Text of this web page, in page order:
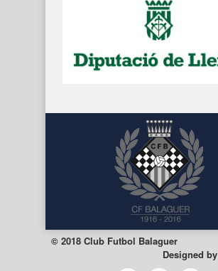
© 2018 Club Futbol Balaguer
Designed by